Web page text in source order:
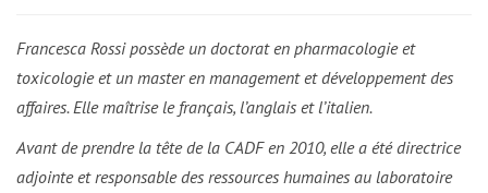
Francesca Rossi possède un doctorat en pharmacologie et
toxicologie et un master en management et développement des
affaires. Elle maîtrise le français, l’anglais et l’italien.
Avant de prendre la tête de la CADF en 2010, elle a été directrice
adjointe et responsable des ressources humaines au laboratoire